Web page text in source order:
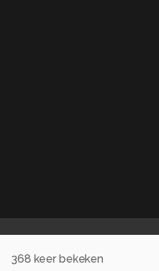
368 keer bekeken